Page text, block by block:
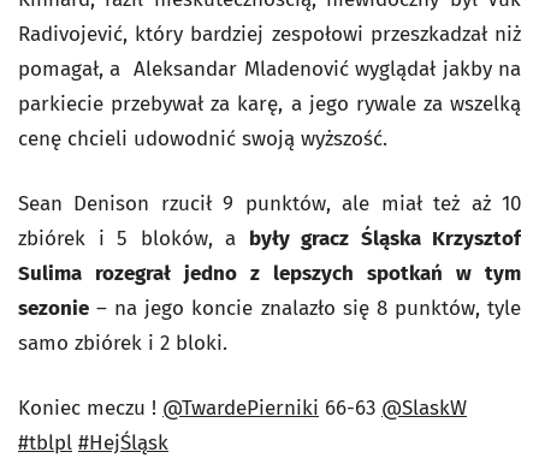
Radivojević, który bardziej zespołowi przeszkadzał niż
pomagał, a Aleksandar Mladenović wyglądał jakby na
parkiecie przebywał za karę, a jego rywale za wszelką
cenę chcieli udowodnić swoją wyższość.
Sean Denison rzucił 9 punktów, ale miał też aż 10
zbiórek i 5 bloków, a były gracz Śląska Krzysztof
Sulima rozegrał jedno z lepszych spotkań w tym
sezonie – na jego koncie znalazło się 8 punktów, tyle
samo zbiórek i 2 bloki.
Koniec meczu ! @TwardePierniki 66-63 @SlaskW
#tblpl #HejŚląsk